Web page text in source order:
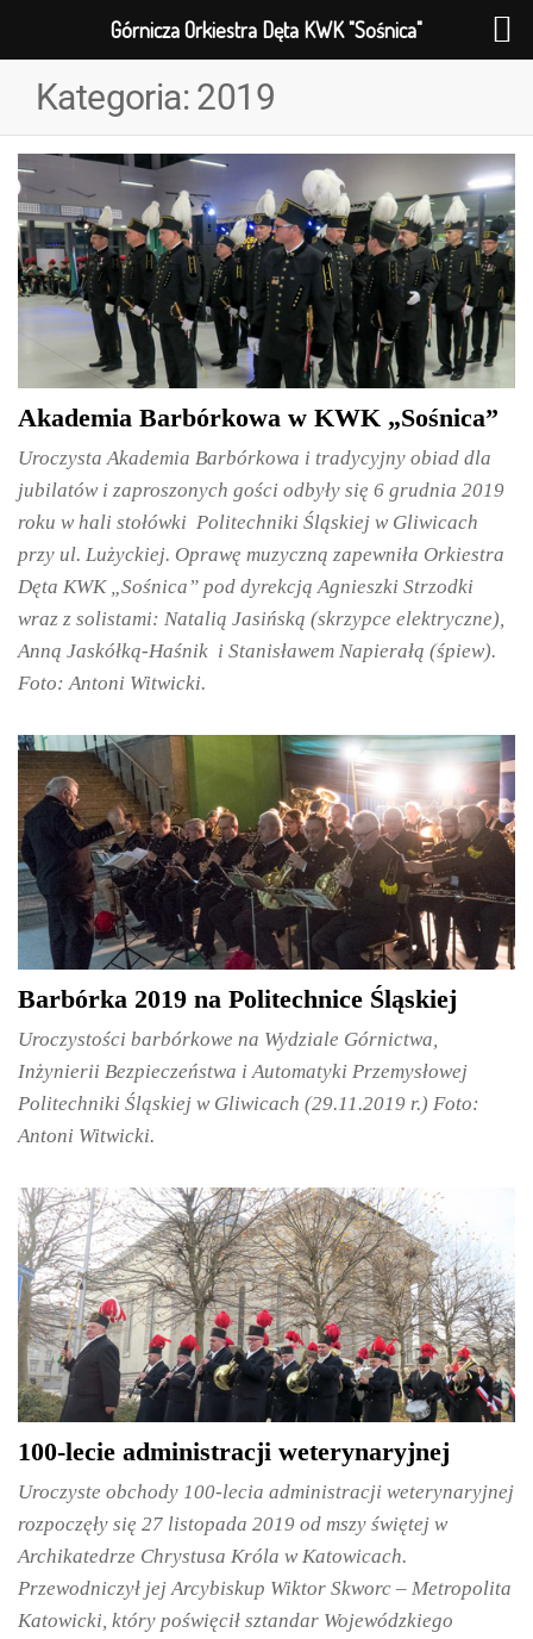
Kategoria: 2019
Akademia Barbórkowa w KWK „Sośnica”
Uroczysta Akademia Barbórkowa i tradycyjny obiad dla
jubilatów i zaproszonych gości odbyły się 6 grudnia 2019
roku w hali stołówki Politechniki Śląskiej w Gliwicach
przy ul. Lużyckiej. Oprawę muzyczną zapewniła Orkiestra
Dęta KWK „Sośnica” pod dyrekcją Agnieszki Strzodki
wraz z solistami: Natalią Jasińską (skrzypce elektryczne),
Anną Jaskółką-Haśnik i Stanisławem Napierałą (śpiew).
Foto: Antoni Witwicki.
Barbórka 2019 na Politechnice Śląskiej
Uroczystości barbórkowe na Wydziale Górnictwa,
Inżynierii Bezpieczeństwa i Automatyki Przemysłowej
Politechniki Śląskiej w Gliwicach (29.11.2019 r.) Foto:
Antoni Witwicki.
100-lecie administracji weterynaryjnej
Uroczyste obchody 100-lecia administracji weterynaryjnej
rozpoczęły się 27 listopada 2019 od mszy świętej w
Archikatedrze Chrystusa Króla w Katowicach.
Przewodniczył jej Arcybiskup Wiktor Skworc – Metropolita
Katowicki, który poświęcił sztandar Wojewódzkiego
Górnicza Orkiestra Dęta KWK "Sośnica"